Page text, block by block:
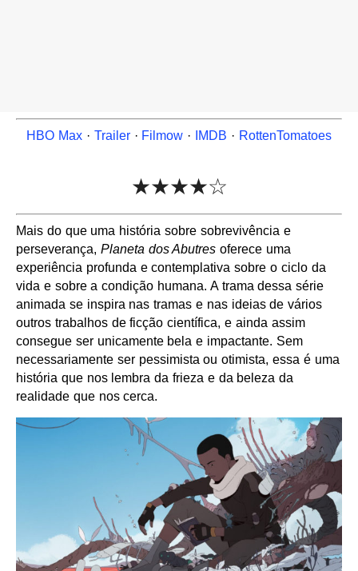
HBO Max · Trailer· Filmow · IMDB · RottenTomatoes
★★★★☆
Mais do que uma história sobre sobrevivência e
perseverança, Planeta dos Abutres oferece uma
experiência profunda e contemplativa sobre o ciclo da
vida e sobre a condição humana. A trama dessa série
animada se inspira nas tramas e nas ideias de vários
outros trabalhos de ficção científica, e ainda assim
consegue ser unicamente bela e impactante. Sem
necessariamente ser pessimista ou otimista, essa é uma
história que nos lembra da frieza e da beleza da
realidade que nos cerca.